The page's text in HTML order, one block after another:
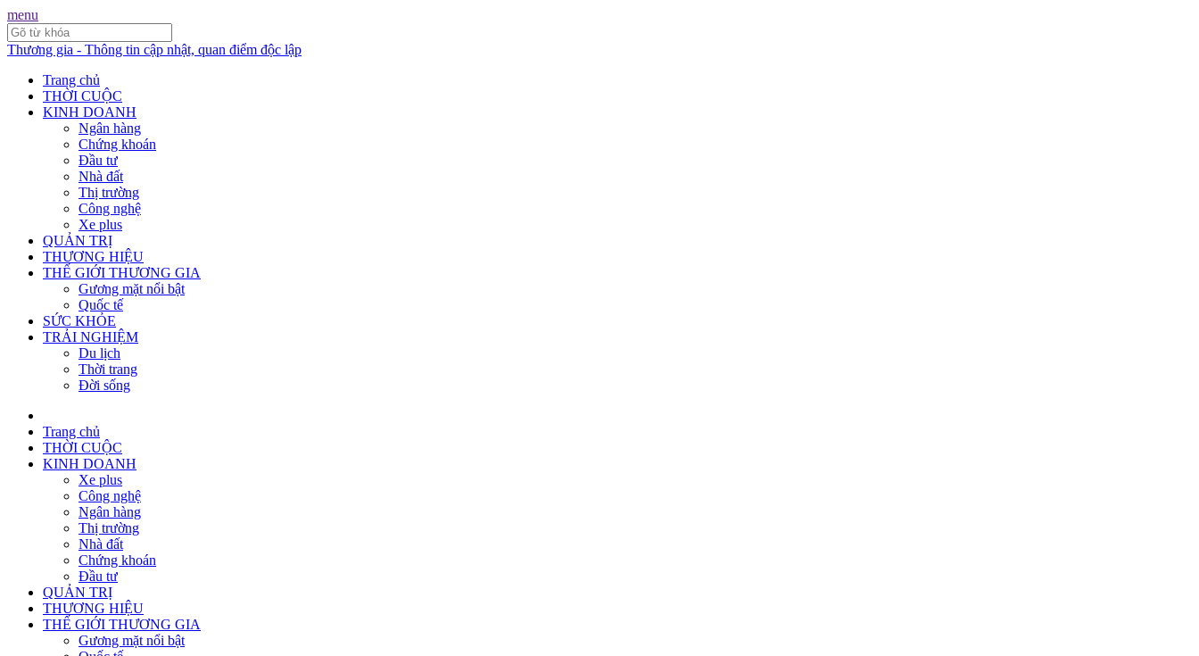
menu
Thương gia - Thông tin cập nhật, quan điểm độc lập
Trang chủ
THỜI CUỘC
KINH DOANH
Ngân hàng
Chứng khoán
Đầu tư
Nhà đất
Thị trường
Công nghệ
Xe plus
QUẢN TRỊ
THƯƠNG HIỆU
THẾ GIỚI THƯƠNG GIA
Gương mặt nổi bật
Quốc tế
SỨC KHỎE
TRẢI NGHIỆM
Du lịch
Thời trang
Đời sống
Trang chủ
THỜI CUỘC
KINH DOANH
Xe plus
Công nghệ
Ngân hàng
Thị trường
Nhà đất
Chứng khoán
Đầu tư
QUẢN TRỊ
THƯƠNG HIỆU
THẾ GIỚI THƯƠNG GIA
Gương mặt nổi bật